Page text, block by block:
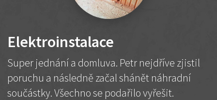
Elektroinstalace
Super jednání a domluva. Petr nejdříve zjistil
poruchu a následně začal shánět náhradní
součástky. Všechno se podařilo vyřešit.